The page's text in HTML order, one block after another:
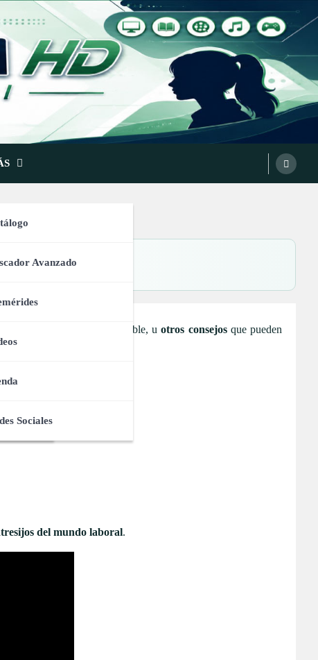
Avanzado
Sociales
la manera más eficiente posible, uotros consejosque pueden
del mundo laboral.